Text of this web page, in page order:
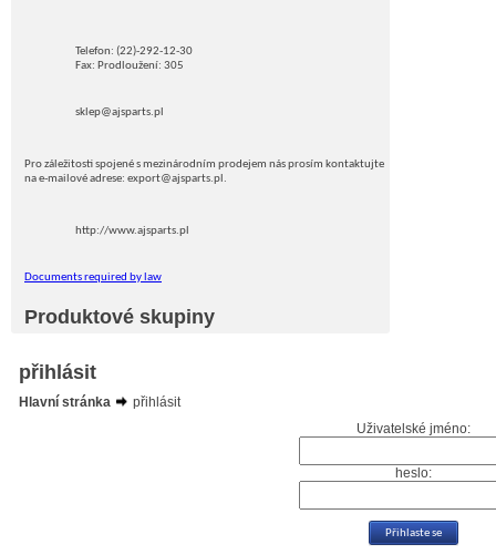
Telefon: (22)-292-12-30
Fax: Prodloužení: 305
sklep@ajsparts.pl
Pro záležitosti spojené s mezinárodním prodejem nás prosím kontaktujte
na e-mailové adrese: export@ajsparts.pl.
http://www.ajsparts.pl
Documents required by law
Produktové skupiny
přihlásit
Hlavní stránka
přihlásit
Uživatelské jméno:
heslo: